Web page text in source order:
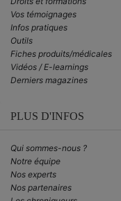
Vos témoignages
Infos pratiques
Outils
Fiches produits/médicales
Vidéos / E-learnings
Derniers magazines
PLUS D'INFOS
Qui sommes-nous ?
Notre équipe
Nos experts
Nos partenaires